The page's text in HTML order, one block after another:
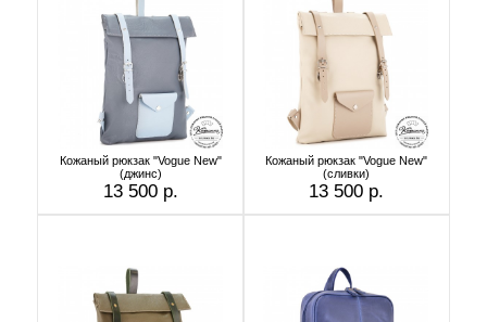
Кожаный рюкзак "Vogue New"
(джинс)
13 500 р.
Кожаный рюкзак "Vogue New"
(сливки)
13 500 р.